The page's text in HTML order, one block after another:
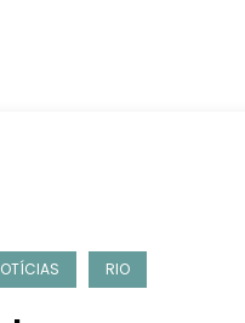
RIO